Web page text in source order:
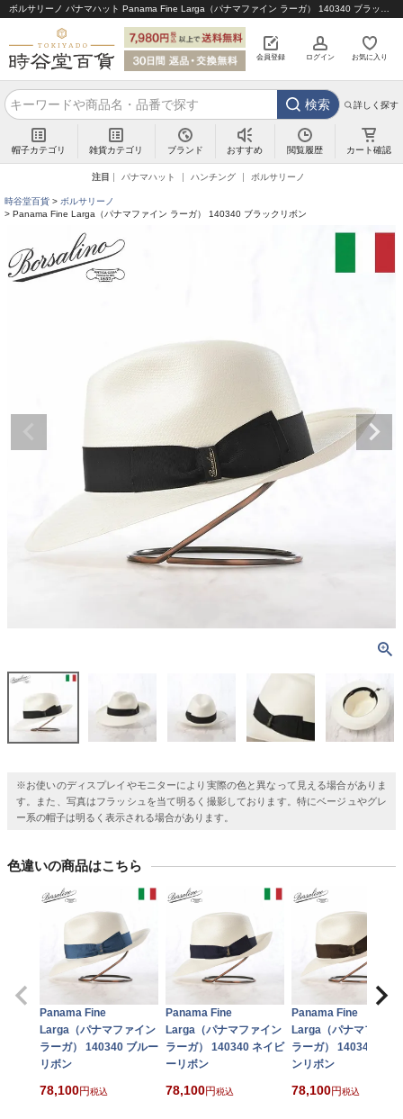
会員登録 ログイン お気に入り
検索 詳しく探す
帽子カテゴリ 雑貨カテゴリ ブランド おすすめ 閲覧履歴 カート確認
注目 パナマハット ハンチング ボルサリーノ
時谷堂百貨
ボルサリーノ
Panama Fine Larga（パナマファイン ラーガ） 140340 ブラックリボン
※お使いのディスプレイやモニターにより実際の色と異なって見える場合がありま
す。また、写真はフラッシュを当て明るく撮影しております。特にベージュやグレ
ー系の帽子は明るく表示される場合があります。
色違いの商品はこちら
Panama Fine
Larga（パナマファイン
ラーガ） 140340 ブルー
リボン
78,100 税込
Panama Fine
Larga（パナマファイン
ラーガ） 140340 ネイビ
ーリボン
78,100 税込
Panama Fine
Larga（パナマファイ
ラーガ） 140340 ブラ
ンリボン
78,100 税込